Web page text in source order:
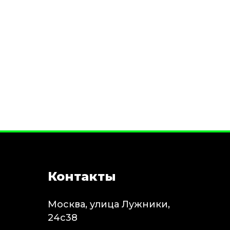
Контакты
Москва, улица Лужники,
24с38